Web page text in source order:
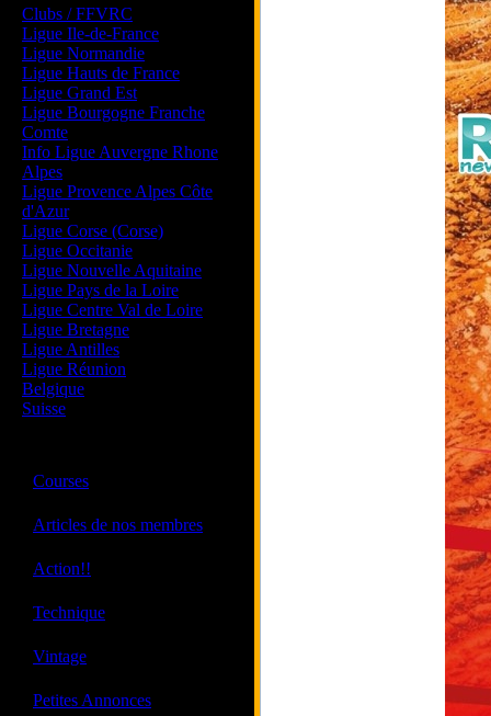
Clubs / FFVRC
Ligue Ile-de-France
Ligue Normandie
Ligue Hauts de France
Ligue Grand Est
Ligue Bourgogne Franche
Comte
Info Ligue Auvergne Rhone
Alpes
Ligue Provence Alpes Côte
d'Azur
Ligue Corse (Corse)
Ligue Occitanie
Ligue Nouvelle Aquitaine
Ligue Pays de la Loire
Ligue Centre Val de Loire
Ligue Bretagne
Ligue Antilles
Ligue Réunion
Belgique
Suisse
Courses
Articles de nos membres
Action!!
Technique
Vintage
Petites Annonces